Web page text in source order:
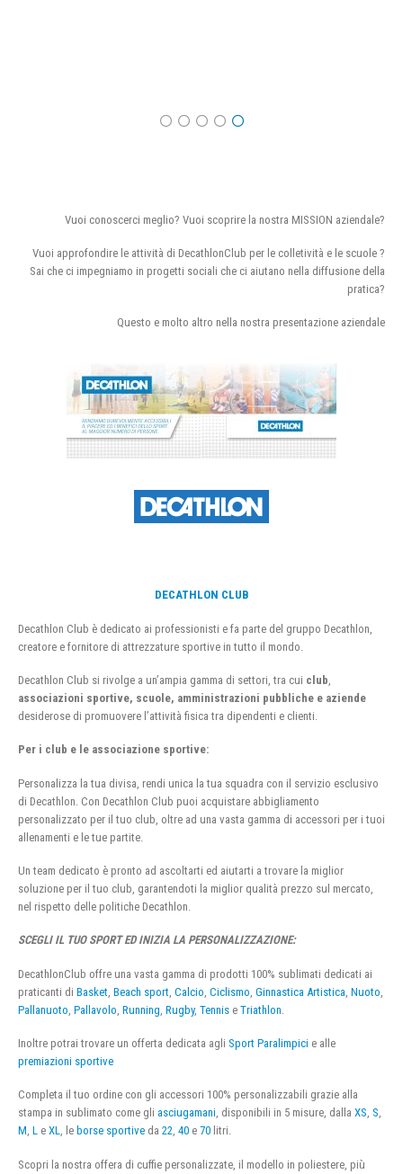
Vuoi conoscerci meglio? Vuoi scoprire la nostra MISSION aziendale?
Vuoi approfondire le attività di DecathlonClub per le colletività e le scuole ?
Sai che ci impegniamo in progetti sociali che ci aiutano nella diffusione della
pratica?
Questo e molto altro nella nostra presentazione aziendale
DECATHLON CLUB
Decathlon Club è dedicato ai professionisti e fa parte del gruppo Decathlon,
creatore e fornitore di attrezzature sportive in tutto il mondo.
Decathlon Club si rivolge a un’ampia gamma di settori, tra cui club
associazioni sportive, scuole, amministrazioni pubbliche e aziende
desiderose di promuovere l’attività fisica tra dipendenti e clienti.
Per i club e le associazione sportive:
Personalizza la tua divisa, rendi unica la tua squadra con il servizio esclusivo
di Decathlon. Con Decathlon Club puoi acquistare abbigliamento
personalizzato per il tuo club, oltre ad una vasta gamma di accessori per i tuoi
allenamenti e le tue partite.
Un team dedicato è pronto ad ascoltarti ed aiutarti a trovare la miglior
soluzione per il tuo club, garantendoti la miglior qualità prezzo sul mercato,
nel rispetto delle politiche Decathlon.
SCEGLI IL TUO SPORT ED INIZIA LA PERSONALIZZAZIONE:
DecathlonClub offre una vasta gamma di prodotti 100% sublimati dedicati ai
praticanti di Basket Beach sport Calcio Ciclismo Ginnastica Artistica Nuoto
Pallanuoto Pallavolo Running Rugby, Tennis e Triathlon
Inoltre potrai trovare un offerta dedicata agli Sport Paralimpici e alle
premiazioni sportive
Completa il tuo ordine con gli accessori 100% personalizzabili grazie alla
stampa in sublimato come gli asciugamani, disponibili in 5 misure, dalla XS, S,
M, L e XL, le borse sportive da 22, 40 e 70 litri.
Scopri la nostra offera di cuffie personalizzate, il modello in poliestere, più